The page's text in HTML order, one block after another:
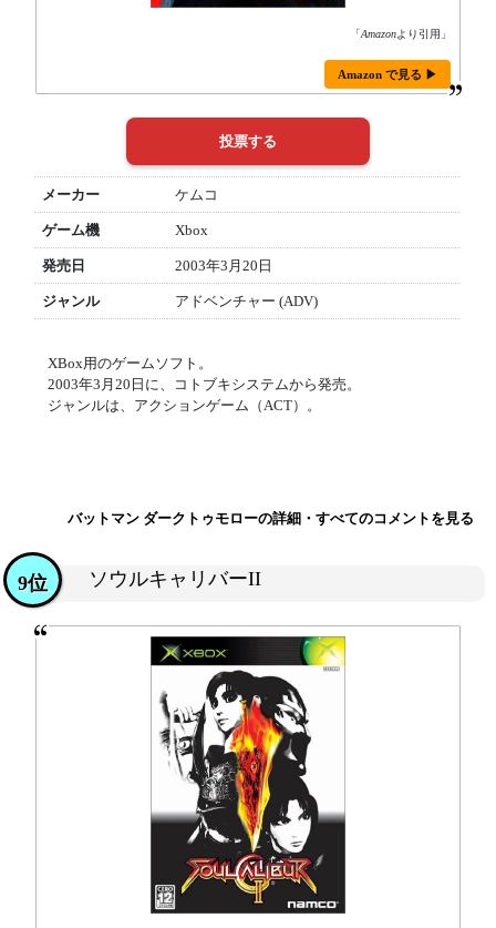
「Amazonより引用」
Amazon で見る ▶
メーカー ケムコ
ゲーム機 Xbox
発売日 2003年3月20日
ジャンル アドベンチャー (ADV)
XBox用のゲームソフト。
2003年3月20日に、コトブキシステムから発売。
ジャンルは、アクションゲーム（ACT）。
バットマン ダークトゥモローの詳細・すべてのコメントを見る
ソウルキャリバーII
9位